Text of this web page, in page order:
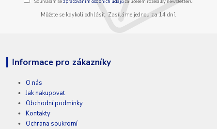
Souhlasím se zpracováním osobních údajůza účelem rozesílky newsletteru.
Můžete se kdykoli odhlásit. Zasíláme jednou za 14 dní.
Informace pro zákazníky
O nás
Jak nakupovat
Obchodní podmínky
Kontakty
Ochrana soukromí